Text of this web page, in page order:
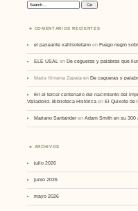
Search:
COMENTARIOS RECIENTES
el paseante vallisoletano enFuego negro
ELE USAL enDe cegueras y palabras que
Maria Ximena Zapata enDe cegueras y
En el tercer centenario del nacimiento del
Valladolid. Biblioteca Histórica enEl Quixote de
Mariano SantanderenAdam Smith en su 300
ARCHIVOS
julio 2026
junio 2026
mayo 2026